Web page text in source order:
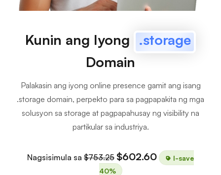
Kunin ang Iyong .storage
Domain
Palakasin ang iyong online presence gamit ang isang
.storage domain, perpekto para sa pagpapakita ng mga
solusyon sa storage at pagpapahusay ng visibility na
partikular sa industriya.
Nagsisimula sa $753.25 $602.60
I-save
40%